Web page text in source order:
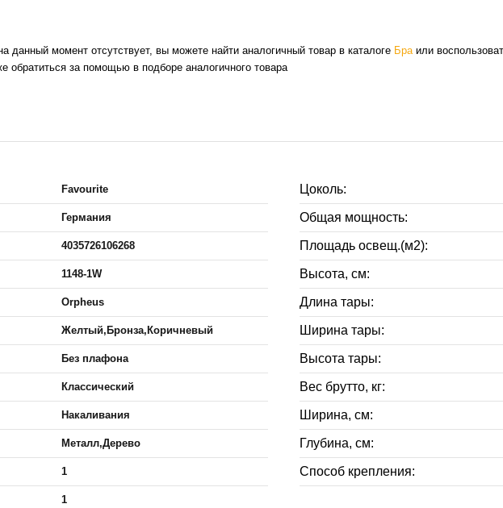
данный момент отсутствует, вы можете найти аналогичный товар в каталоге Браили
обратиться за помощью в подборе аналогичного товара
Favourite
Германия
4035726106268
1148-1W
Orpheus
Желтый,Бронза,Коричневый
Без плафона
Классический
Накаливания
Металл,Дерево
1
1
Цоколь:
Общая мощность:
Площадь освещ.(м2):
Высота, см:
Длина тары:
Ширина тары:
Высота тары:
Вес брутто, кг:
Ширина, см:
Глубина, см:
Способ крепления: